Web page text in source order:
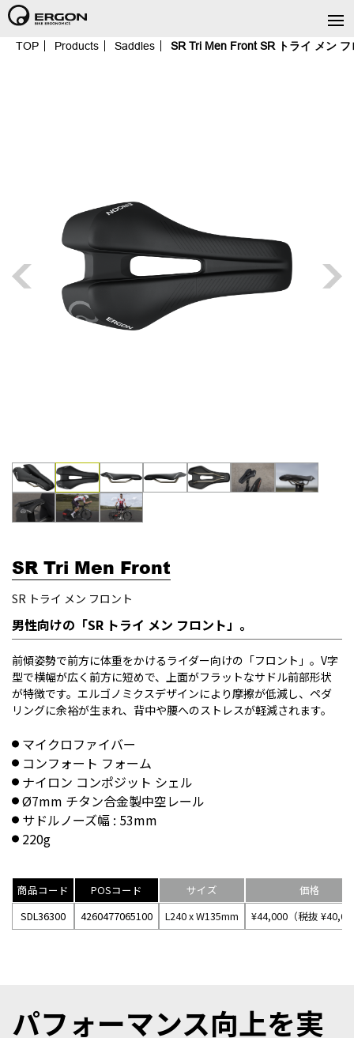
TOP Products Saddles SR Tri Men Front SR トライ メン フ
SR Tri Men Front
SR トライ メン フロント
男性向けの「SR トライ メン フロント」。
前傾姿勢で前方に体重をかけるライダー向けの「フロント」。V字
型で横幅が広く前方に短めで、上面がフラットなサドル前部形状
が特徴です。エルゴノミクスデザインにより摩擦が低減し、ペダ
リングに余裕が生まれ、背中や腰へのストレスが軽減されます。
マイクロファイバー
コンフォート フォーム
ナイロン コンポジット シェル
Ø7mm チタン合金製中空レール
サドルノーズ幅 : 53mm
220g
商品コード POSコード サイズ
価格
SDL36300
4260477065100 L240 x W135mm ¥44,000（税抜
パフォーマンス向上を実